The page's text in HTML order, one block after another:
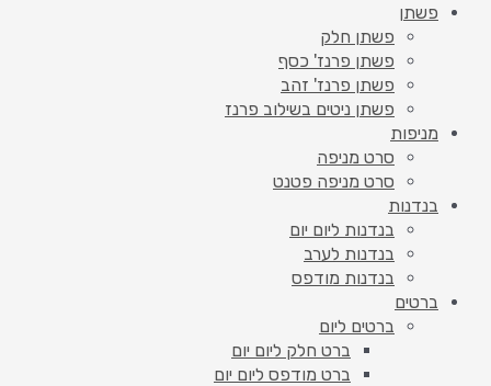
פשתן
פשתן חלק
פשתן פרנז' כסף
פשתן פרנז' זהב
פשתן ניטים בשילוב פרנז
מניפות
סרט מניפה
סרט מניפה פטנט
בנדנות
בנדנות ליום יום
בנדנות לערב
בנדנות מודפס
ברטים
ברטים ליום
ברט חלק ליום יום
ברט מודפס ליום יום